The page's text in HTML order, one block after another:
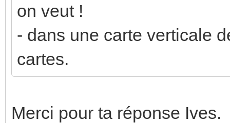
on veut !
- dans une carte verticale
cartes.
Merci pour ta réponse Ives.